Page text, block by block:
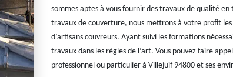
sommes aptes à vous fournir des travaux de qualité en
travaux de couverture, nous mettrons à votre profit
d’artisans couvreurs. Ayant suivi les formations
travaux dans les règles de l’art. Vous pouvez faire
professionnel ou particulier à Villejuif 94800 et ses